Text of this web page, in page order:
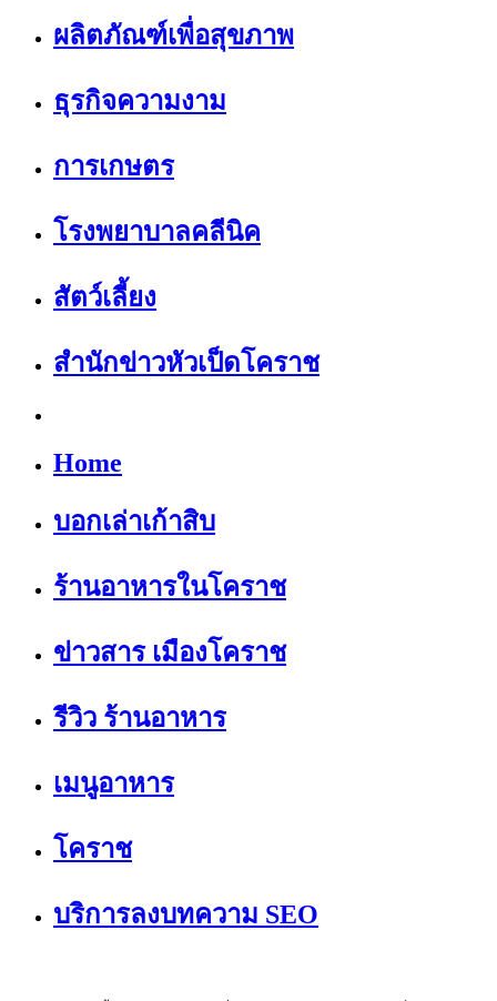
ผลิตภัณฑ์เพื่อสุขภาพ
ธุรกิจความงาม
การเกษตร
โรงพยาบาลคลีนิค
สัตว์เลี้ยง
สำนักข่าวหัวเป็ดโคราช
Home
บอกเล่าเก้าสิบ
ร้านอาหารในโคราช
ข่าวสาร เมืองโคราช
รีวิว ร้านอาหาร
เมนูอาหาร
โคราช
บริการลงบทความ SEO